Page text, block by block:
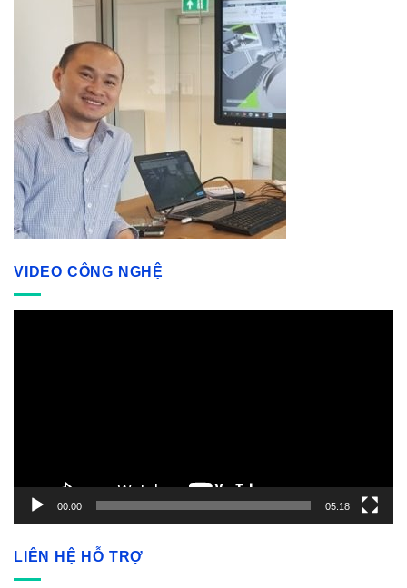
VIDEO CÔNG NGHỆ
00:00 05:18
LIÊN HỆ HỖ TRỢ